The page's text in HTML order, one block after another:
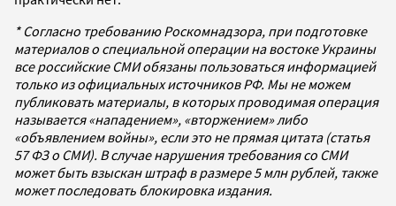
* Согласно требованию Роскомнадзора, при подготовке
материалов о специальной операции на востоке Украины
все российские СМИ обязаны пользоваться информацией
только из официальных источников РФ. Мы не можем
публиковать материалы, в которых проводимая операция
называется «нападением», «вторжением» либо
«объявлением войны», если это не прямая цитата (статья
57 ФЗ о СМИ). В случае нарушения требования со СМИ
может быть взыскан штраф в размере 5 млн рублей, также
может последовать блокировка издания.